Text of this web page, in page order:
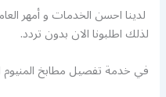
لدينا احسن الخدمات و أمهر
لذلك اطلبونا الان بدون تردد.
في خدمة تفصيل مطابخ